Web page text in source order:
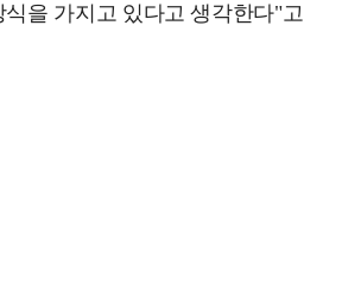
을 가지고 있다고 생각한다"고